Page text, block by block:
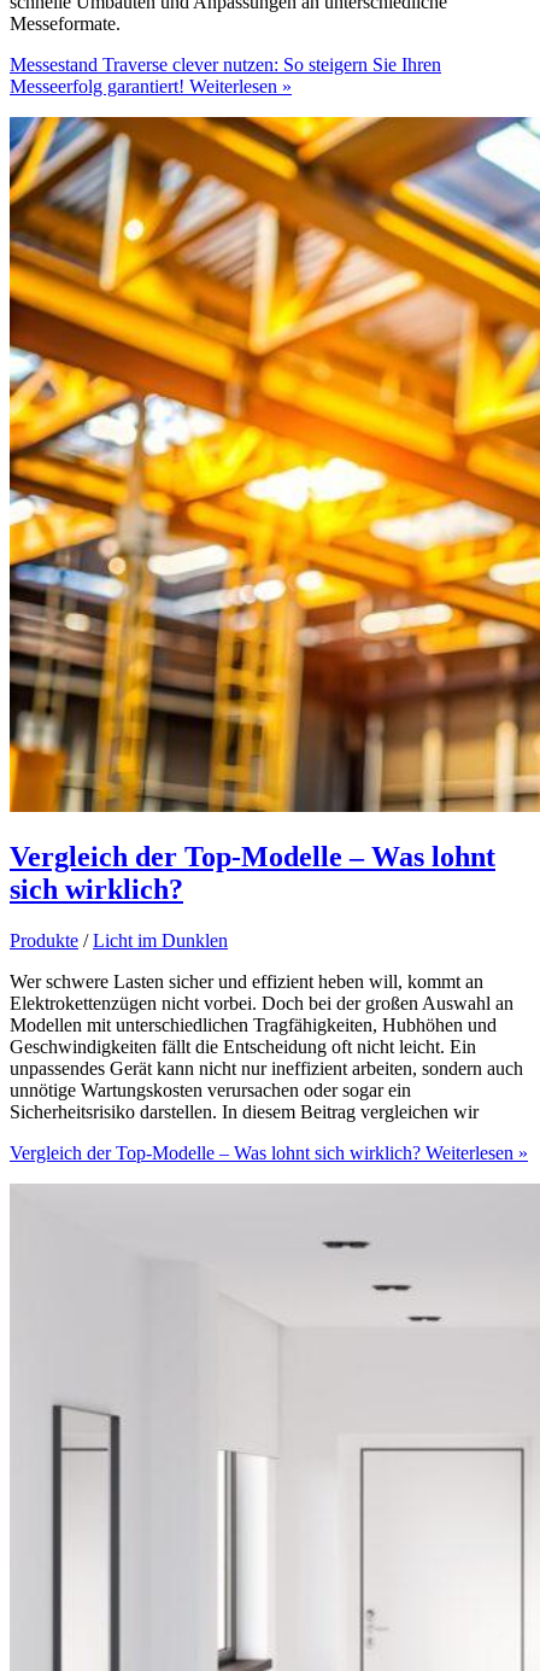
Messeformate.
Messestand Traverse clever nutzen: So steigern Sie Ihren
Messeerfolg garantiert! Weiterlesen »
Vergleich der Top-Modelle – Was lohnt
sich wirklich?
Produkte /Licht im Dunklen
Wer schwere Lasten sicher und effizient heben will, kommt an
Elektrokettenzügen nicht vorbei. Doch bei der großen Auswahl an
Modellen mit unterschiedlichen Tragfähigkeiten, Hubhöhen und
Geschwindigkeiten fällt die Entscheidung oft nicht leicht. Ein
unpassendes Gerät kann nicht nur ineffizient arbeiten, sondern auch
unnötige Wartungskosten verursachen oder sogar ein
Sicherheitsrisiko darstellen. In diesem Beitrag vergleichen wir
Vergleich der Top-Modelle – Was lohnt sich wirklich? Weiterlesen »